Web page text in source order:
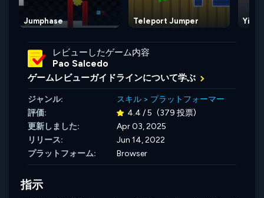
Jumphase Teleport Jumper Yin
レビューしたゲーム内容
Pao Salcedo
ゲームレビューガイドラインについて学ぶ
ジャンル: スキル > プラットフォーマー
評価:
4.4 / 5 (379 投票)
更新しました:
Apr 03, 2025
リリース:
Jun 14, 2022
プラットフォーム:
Browser
指示